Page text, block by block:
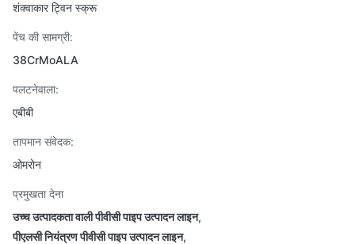
शंक्वाकार ट्विन स्क्रू
पेंच की सामग्री:
38CrMoALA
पलटनेवाला:
एबीबी
तापमान संवेदक:
ओमरोन
प्रमुखता देना
उच्च उत्पादकता वाली पीवीसी पाइप उत्पादन लाइन,
पीएलसी नियंत्रण पीवीसी पाइप उत्पादन लाइन,